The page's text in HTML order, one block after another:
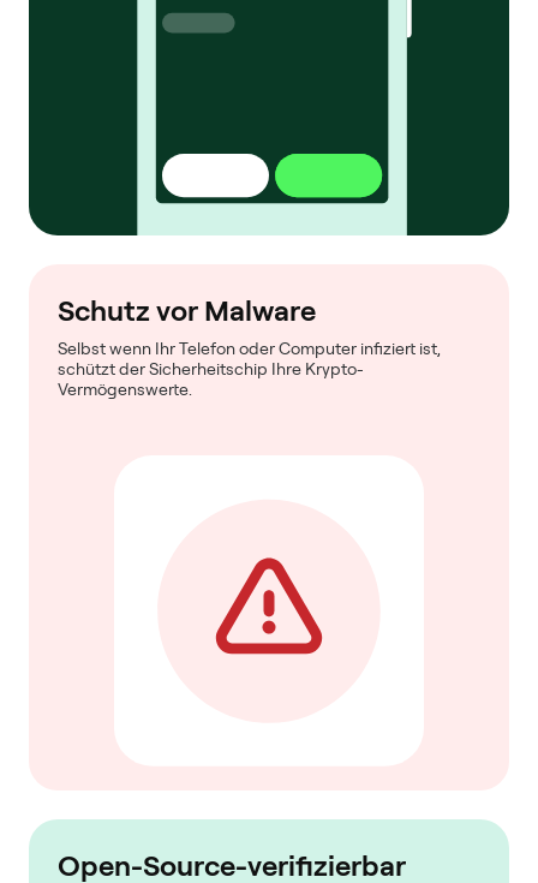
Schutz vor Malware
Selbst wenn Ihr Telefon oder Computer infiziert ist,
schützt der Sicherheitschip Ihre Krypto-
Vermögenswerte.
Open-Source-verifizierbar